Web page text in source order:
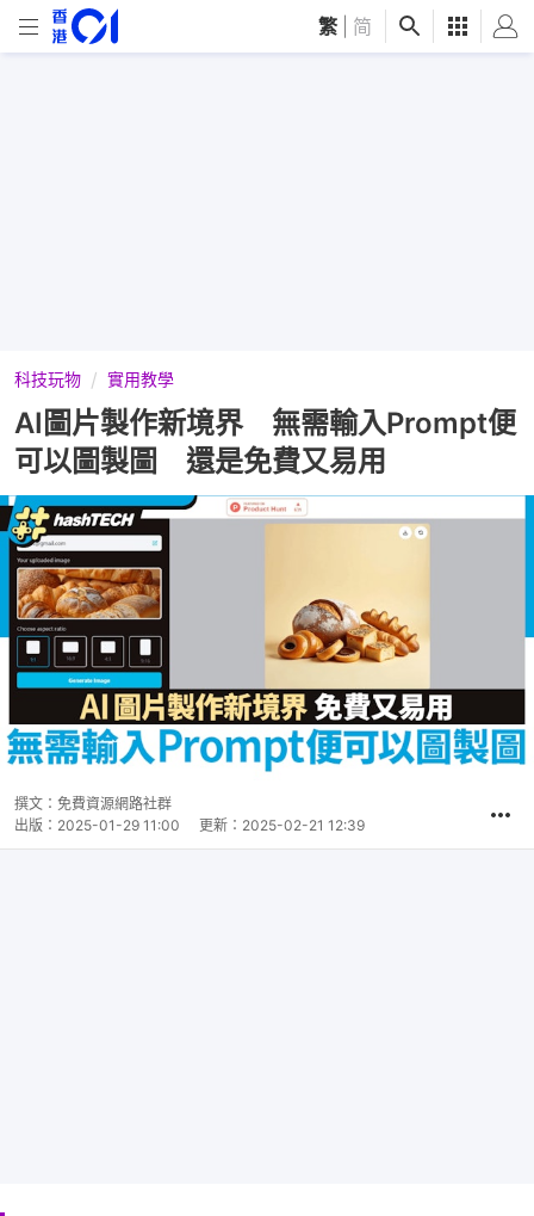
繁 简
科技玩物 實用教學
AI圖片製作新境界 無需輸入Prompt便
可以圖製圖 還是免費又易用
撰文： 免費資源網路社群
出版： 2025-01-29 11:00 更新： 2025-02-21 12:39